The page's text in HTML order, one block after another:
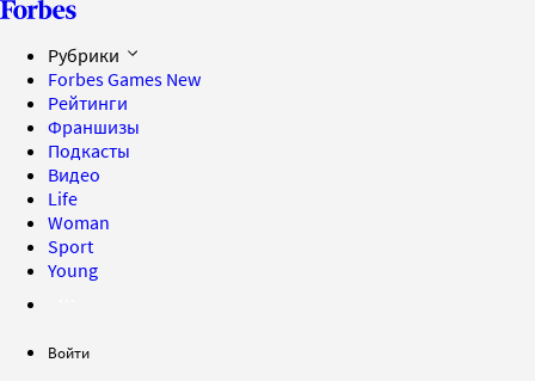
Рубрики
Forbes Games New
Рейтинги
Франшизы
Подкасты
Видео
Life
Woman
Sport
Young
Войти